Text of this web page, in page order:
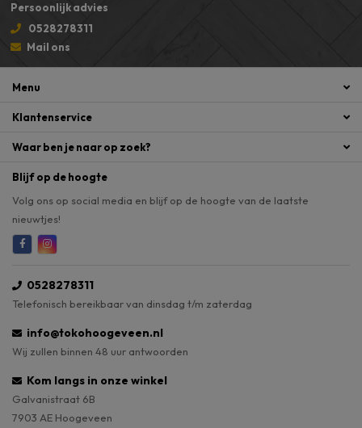
Persoonlijk advies
0528278311
Mail ons
Menu
Klantenservice
Waar ben je naar op zoek?
Blijf op de hoogte
Volg ons op social media en blijf op de hoogte van de laatste
nieuwtjes!
0528278311
Telefonisch bereikbaar van dinsdag t/m zaterdag
info@tokohoogeveen.nl
Wij zullen binnen 48 uur antwoorden
Kom langs in onze winkel
Galvanistraat 6B
7903 AE Hoogeveen